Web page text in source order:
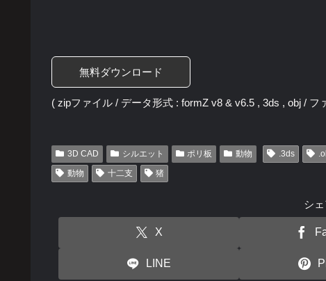
無料ダウンロード
( zipファイル / データ形式 : formZ v8 & v6.5 , 3ds , obj / フ
3D CAD シルエット ポリ板 動物 .3ds
動物
十二支 猪
シ
X
LINE